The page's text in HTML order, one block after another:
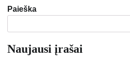
Paieška
Naujausi įrašai